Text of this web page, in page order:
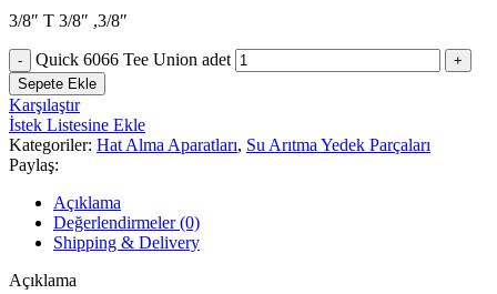
3/8″ T 3/8″ ,3/8″
Quick 6066 Tee Union adet
Sepete Ekle
Karşılaştır
İstek Listesine Ekle
Kategoriler: Hat Alma Aparatları, Su Arıtma Yedek Parçaları
Paylaş:
Açıklama
Değerlendirmeler (0)
Shipping & Delivery
Açıklama